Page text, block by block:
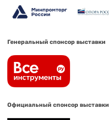
Генеральный спонсор выставки
Официальный спонсор выставки